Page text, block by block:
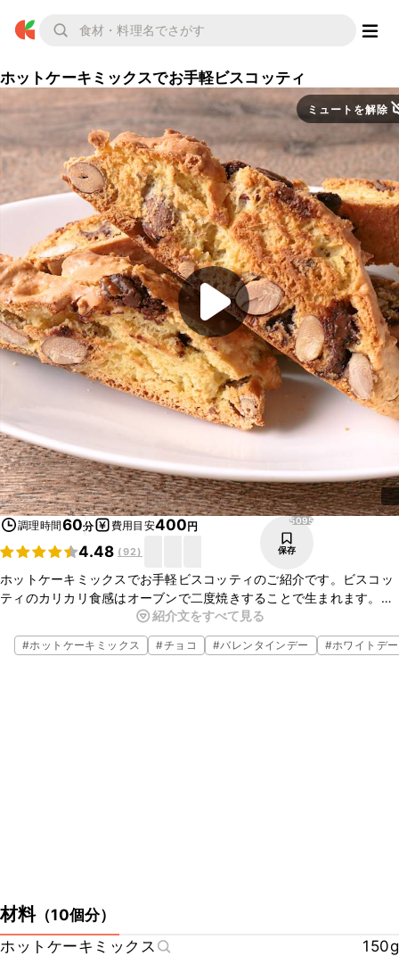
ホットケーキミックスでお手軽ビスコッティ
ミュートを解除
調理時間60分 費用目安400円
4.48 (92)
5095
保存
ホットケーキミックスでお手軽ビスコッティのご紹介です。ビスコッ
ティのカリカリ食感はオーブンで二度焼きすることで生まれます。生
地に砂糖を加えていませんが、チョコレートの甘さがあるので美味し
くお召し上がりいただけますよ。
紹介文をすべて見る
#ホットケーキミックス #チョコ #バレンタインデー #ホワイトデー
材料（10個分）
ホットケーキミックス
150g